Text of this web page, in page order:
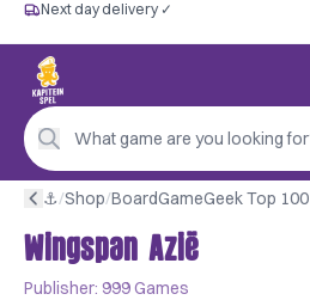
Free from €60
Next day delivery ✓
Personal advice
4,9/5 —
Next day delivery ✓
What game are you looking for?
⚓︎/Shop/BoardGameGeek Top 100
Wingspan Azië
Publisher: 999 Games